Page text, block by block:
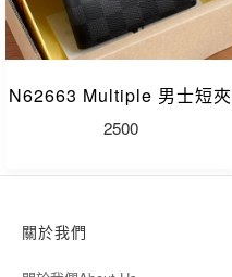
N62663 Multiple 男士短夾
2500
關於我們